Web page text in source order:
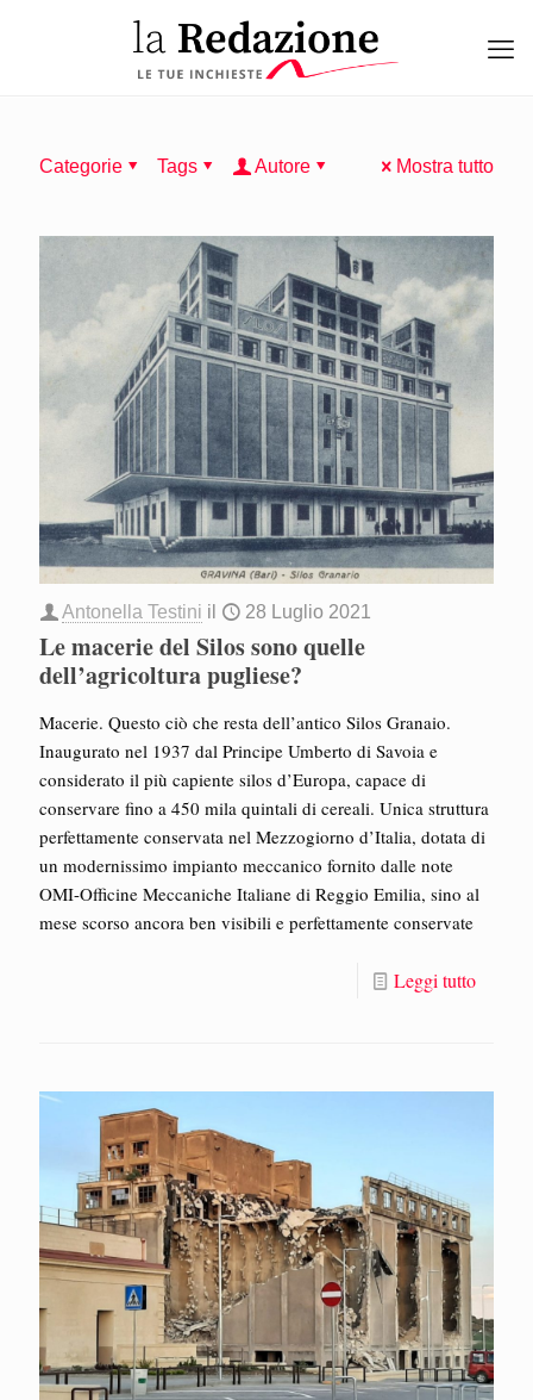
Categorie Tags Autore Mostra tutto
Antonella Testini il 28 Luglio 2021
Le macerie del Silos sono quelle
dell’agricoltura pugliese?
Macerie. Questo ciò che resta dell’antico Silos Granaio.
Inaugurato nel 1937 dal Principe Umberto di Savoia e
considerato il più capiente silos d’Europa, capace di
conservare fino a 450 mila quintali di cereali. Unica struttura
perfettamente conservata nel Mezzogiorno d’Italia, dotata di
un modernissimo impianto meccanico fornito dalle note
OMI-Officine Meccaniche Italiane di Reggio Emilia, sino al
mese scorso ancora ben visibili e perfettamente conservate
Leggi tutto